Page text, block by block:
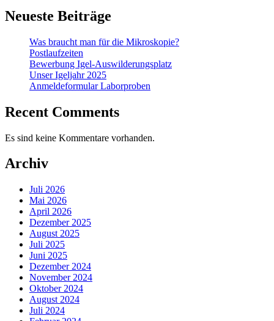
Neueste Beiträge
Was braucht man für die Mikroskopie?
Postlaufzeiten
Bewerbung Igel-Auswilderungsplatz
Unser Igeljahr 2025
Anmeldeformular Laborproben
Recent Comments
Es sind keine Kommentare vorhanden.
Archiv
Juli 2026
Mai 2026
April 2026
Dezember 2025
August 2025
Juli 2025
Juni 2025
Dezember 2024
November 2024
Oktober 2024
August 2024
Juli 2024